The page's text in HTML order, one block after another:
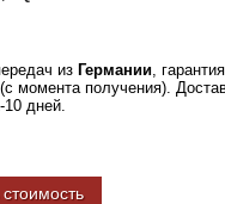
из Германии,
момента получения).
10 дней.
стоимость